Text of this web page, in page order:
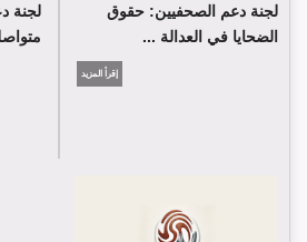
لجنة دعم الصحفيين: حقوق
الضحايا في العدالة ...
إقرأ المزيد
لجنة